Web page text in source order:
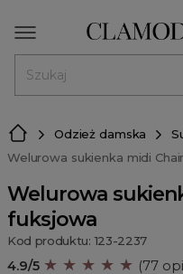
Odzież damska
Welurowa sukienka midi
Welurowa
fuksjowa
Kod produktu: 123-2237
4.9/5 ★ ★ ★ ★ ★ (77